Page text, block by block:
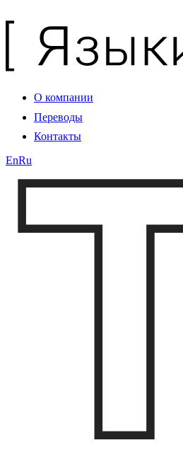
О компании
Переводы
Контакты
EnRu